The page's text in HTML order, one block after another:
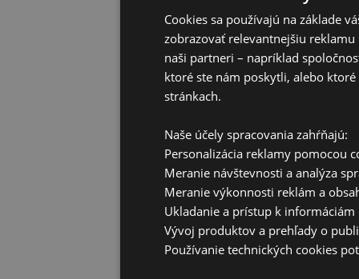
Cookies sa používajú na základe
zobrazovať relevantnejšiu
naši partneri – napríklad
ktoré ste nám poskytli, alebo
stránkach.
Naše účely spracovania zahŕňajú:
Personalizácia reklamy pomocou
Meranie návštevnosti a analýza
Meranie výkonnosti reklám a
Ukladanie a prístup k informáciám
Vývoj produktov a prehľady o
Používanie technických cookies